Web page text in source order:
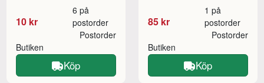
10 kr
6 på
postorder
Butiken
Postorder
Köp
85 kr
1 på
postorder
Butiken
Postorder
Köp